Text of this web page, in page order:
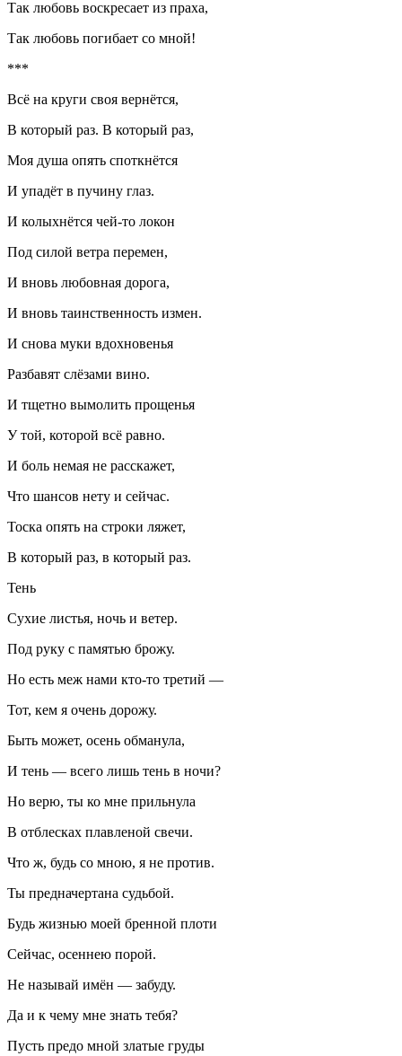
Так любовь воскресает из праха,
Так любовь погибает со мной!
***
Всё на круги своя вернётся,
В который раз. В который раз,
Моя душа опять споткнётся
И упадёт в пучину глаз.
И колыхнётся чей-то локон
Под силой ветра перемен,
И вновь любовная дорога,
И вновь таинственность измен.
И снова муки вдохновенья
Разбавят слёзами вино.
И тщетно вымолить прощенья
У той, которой всё равно.
И боль немая не расскажет,
Что шансов нету и сейчас.
Тоска опять на строки ляжет,
В который раз, в который раз.
Тень
Сухие листья, ночь и ветер.
Под руку с памятью брожу.
Но есть меж нами кто-то третий —
Тот, кем я очень дорожу.
Быть может, осень обманула,
И тень — всего лишь тень в ночи?
Но верю, ты ко мне прильнула
В отблесках плавленой свечи.
Что ж, будь со мною, я не против.
Ты предначертана судьбой.
Будь жизнью моей бренной плоти
Сейчас, осеннею порой.
Не называй имён — забуду.
Да и к чему мне знать тебя?
Пусть предо мной златые груды